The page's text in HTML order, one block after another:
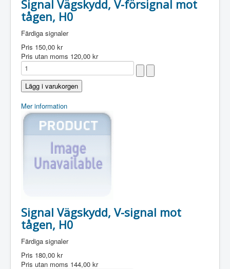
Signal Vägskydd, V-försignal mot
tågen, H0
Färdiga signaler
Pris 150,00 kr
Pris utan moms 120,00 kr
Mer information
Signal Vägskydd, V-signal mot
tågen, H0
Färdiga signaler
Pris 180,00 kr
Pris utan moms 144,00 kr